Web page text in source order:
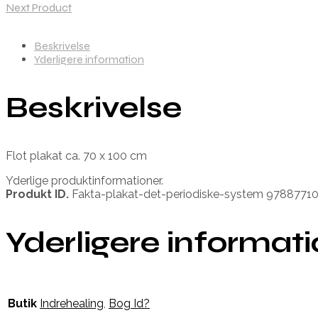
Next Product
Beskrivelse
Yderligere information
Beskrivelse
Flot plakat ca. 70 x 100 cm
Yderlige produktinformationer.
Produkt ID. Fakta-plakat-det-periodiske-system
Yderligere
Butik Indrehealing, Bog Id?